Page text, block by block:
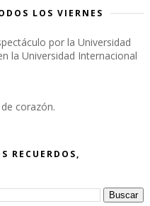
LOS VIERNES
por la Universidad
la Universidad Internacional
corazón.
RECUERDOS,